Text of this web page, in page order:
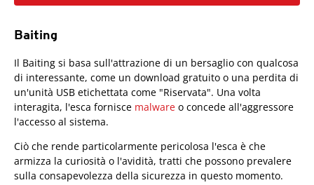
Baiting
Il Baiting si basa sull'attrazione di un bersaglio con qualcosa
di interessante, come un download gratuito o una perdita di
un'unità USB etichettata come "Riservata". Una volta
interagita, l'esca fornisce malware o concede all'aggressore
l'accesso al sistema.
Ciò che rende particolarmente pericolosa l'esca è che
armizza la curiosità o l'avidità, tratti che possono prevalere
sulla consapevolezza della sicurezza in questo momento.